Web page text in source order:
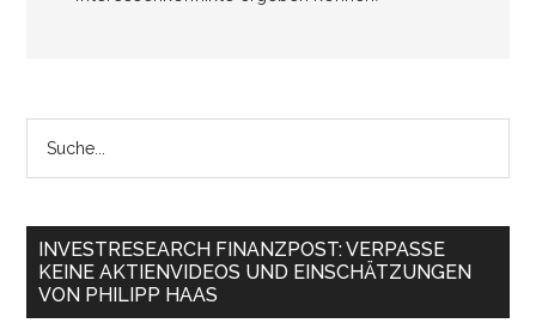
INVESTRESEARCH FINANZPOST: VERPASSE
KEINE AKTIENVIDEOS UND EINSCHÄTZUNGEN
VON PHILIPP HAAS